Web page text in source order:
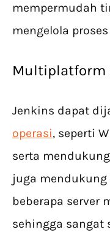
mempermudah
mengelola proses
Multiplatform
Jenkins dapat
operasi, seperti
serta
juga
beberapa server
sehingga sangat